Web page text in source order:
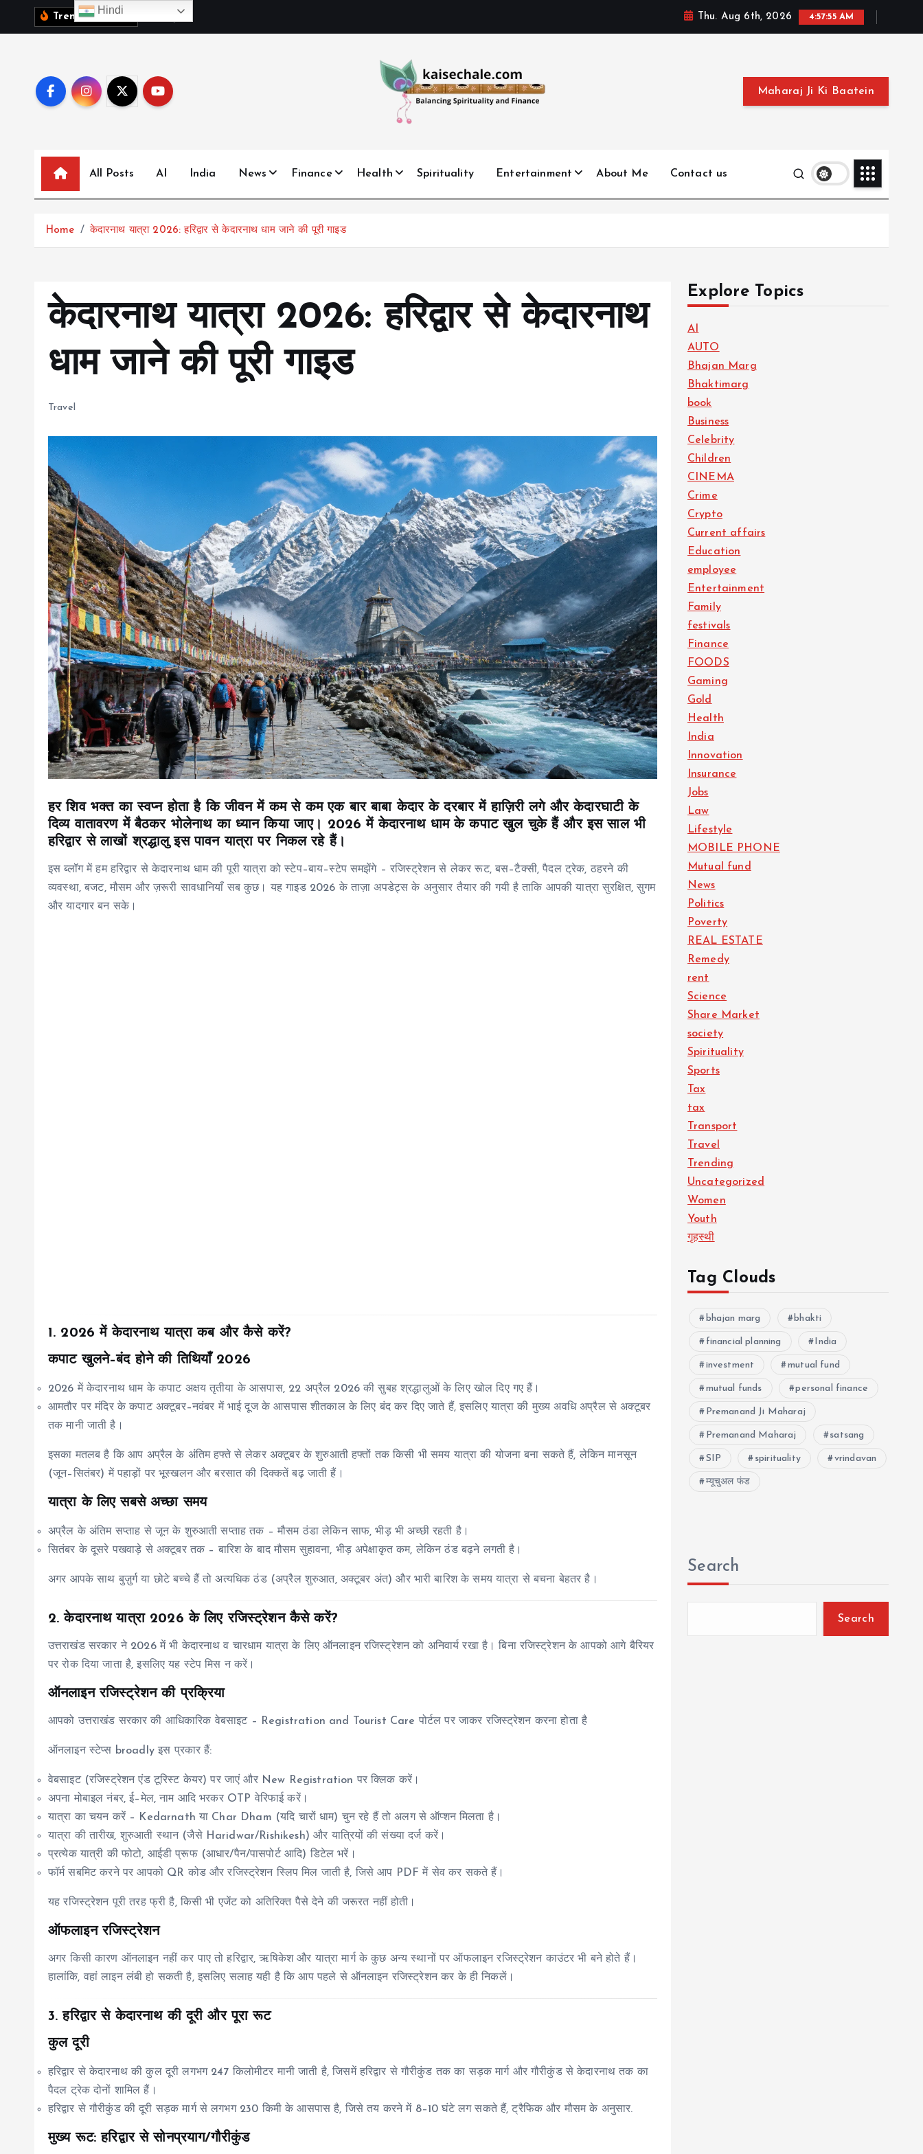
Trending News: ब Thu. Aug 6th, 2026 4:57:56 AM
Maharaj Ji Ki Baatein
All Posts AI India News Finance Health Spirituality Entertainment About Me Contact us
Home केदारनाथ यात्रा 2026: हरिद्वार से केदारनाथ धाम जाने की पूरी गाइड
केदारनाथ यात्रा 2026: हरिद्वार से केदारनाथ
धाम जाने की पूरी गाइड
Travel
हर शिव भक्त का स्वप्न होता है कि जीवन में कम से कम एक बार बाबा केदार के दरबार में हाज़िरी लगे और केदारघाटी के
दिव्य वातावरण में बैठकर भोलेनाथ का ध्यान किया जाए। 2026 में केदारनाथ धाम के कपाट खुल चुके हैं और इस साल भी
हरिद्वार से लाखों श्रद्धालु इस पावन यात्रा पर निकल रहे हैं।
इस ब्लॉग में हम हरिद्वार से केदारनाथ धाम की पूरी यात्रा को स्टेप–बाय–स्टेप समझेंगे – रजिस्ट्रेशन से लेकर रूट, बस–टैक्सी, पैदल ट्रेक, ठहरने की
व्यवस्था, बजट, मौसम और ज़रूरी सावधानियाँ सब कुछ। यह गाइड 2026 के ताज़ा अपडेट्स के अनुसार तैयार की गयी है ताकि आपकी यात्रा सुरक्षित, सुगम
और यादगार बन सके।
1. 2026 में केदारनाथ यात्रा कब और कैसे करें?
कपाट खुलने–बंद होने की तिथियाँ 2026
2026 में केदारनाथ धाम के कपाट अक्षय तृतीया के आसपास, 22 अप्रैल 2026 की सुबह श्रद्धालुओं के लिए खोल दिए गए हैं।
आमतौर पर मंदिर के कपाट अक्टूबर–नवंबर में भाई दूज के आसपास शीतकाल के लिए बंद कर दिए जाते हैं, इसलिए यात्रा की मुख्य अवधि अप्रैल से अक्टूबर
तक मानी जाती है।
इसका मतलब है कि आप अप्रैल के अंतिम हफ्ते से लेकर अक्टूबर के शुरुआती हफ्तों तक किसी भी समय यात्रा की योजना बना सकते हैं, लेकिन मानसून
(जून–सितंबर) में पहाड़ों पर भूस्खलन और बरसात की दिक्कतें बढ़ जाती हैं।
यात्रा के लिए सबसे अच्छा समय
अप्रैल के अंतिम सप्ताह से जून के शुरुआती सप्ताह तक – मौसम ठंडा लेकिन साफ, भीड़ भी अच्छी रहती है।
सितंबर के दूसरे पखवाड़े से अक्टूबर तक – बारिश के बाद मौसम सुहावना, भीड़ अपेक्षाकृत कम, लेकिन ठंड बढ़ने लगती है।
अगर आपके साथ बुज़ुर्ग या छोटे बच्चे हैं तो अत्यधिक ठंड (अप्रैल शुरुआत, अक्टूबर अंत) और भारी बारिश के समय यात्रा से बचना बेहतर है।
2. केदारनाथ यात्रा 2026 के लिए रजिस्ट्रेशन कैसे करें?
उत्तराखंड सरकार ने 2026 में भी केदारनाथ व चारधाम यात्रा के लिए ऑनलाइन रजिस्ट्रेशन को अनिवार्य रखा है। बिना रजिस्ट्रेशन के आपको आगे बैरियर
पर रोक दिया जाता है, इसलिए यह स्टेप मिस न करें।
ऑनलाइन रजिस्ट्रेशन की प्रक्रिया
आपको उत्तराखंड सरकार की आधिकारिक वेबसाइट – Registration and Tourist Care पोर्टल पर जाकर रजिस्ट्रेशन करना होता है
ऑनलाइन स्टेप्स broadly इस प्रकार हैं:
वेबसाइट (रजिस्ट्रेशन एंड टूरिस्ट केयर) पर जाएं और New Registration पर क्लिक करें।
अपना मोबाइल नंबर, ई–मेल, नाम आदि भरकर OTP वेरिफाई करें।
यात्रा का चयन करें – Kedarnath या Char Dham (यदि चारों धाम) चुन रहे हैं तो अलग से ऑप्शन मिलता है।
यात्रा की तारीख, शुरुआती स्थान (जैसे Haridwar/Rishikesh) और यात्रियों की संख्या दर्ज करें।
प्रत्येक यात्री की फोटो, आईडी प्रूफ (आधार/पैन/पासपोर्ट आदि) डिटेल भरें।
फॉर्म सबमिट करने पर आपको QR कोड और रजिस्ट्रेशन स्लिप मिल जाती है, जिसे आप PDF में सेव कर सकते हैं।
यह रजिस्ट्रेशन पूरी तरह फ्री है, किसी भी एजेंट को अतिरिक्त पैसे देने की जरूरत नहीं होती।
ऑफलाइन रजिस्ट्रेशन
अगर किसी कारण ऑनलाइन नहीं कर पाए तो हरिद्वार, ऋषिकेश और यात्रा मार्ग के कुछ अन्य स्थानों पर ऑफलाइन रजिस्ट्रेशन काउंटर भी बने होते हैं।
हालांकि, वहां लाइन लंबी हो सकती है, इसलिए सलाह यही है कि आप पहले से ऑनलाइन रजिस्ट्रेशन कर के ही निकलें।
3. हरिद्वार से केदारनाथ की दूरी और पूरा रूट
कुल दूरी
हरिद्वार से केदारनाथ की कुल दूरी लगभग 247 किलोमीटर मानी जाती है, जिसमें हरिद्वार से गौरीकुंड तक का सड़क मार्ग और गौरीकुंड से केदारनाथ तक का
पैदल ट्रेक दोनों शामिल हैं।
हरिद्वार से गौरीकुंड की दूरी सड़क मार्ग से लगभग 230 किमी के आसपास है, जिसे तय करने में 8–10 घंटे लग सकते हैं, ट्रैफिक और मौसम के अनुसार.
मुख्य रूट: हरिद्वार से सोनप्रयाग/गौरीकुंड
Explore Topics
AI
AUTO
Bhajan Marg
Bhaktimarg
book
Business
Celebrity
Children
CINEMA
Crime
Crypto
Current affairs
Education
employee
Entertainment
Family
festivals
Finance
FOODS
Gaming
Gold
Health
India
Innovation
Insurance
Jobs
Law
Lifestyle
MOBILE PHONE
Mutual fund
News
Politics
Poverty
REAL ESTATE
Remedy
rent
Science
Share Market
society
Spirituality
Sports
Tax
tax
Transport
Travel
Trending
Uncategorized
Women
Youth
गृहस्थी
Tag Clouds
bhajan marg bhakti
financial planning India
investment mutual fund
mutual funds personal finance
Premanand Ji Maharaj
Premanand Maharaj satsang
SIP spirituality vrindavan
म्यूचुअल फंड
Search
Search
Hindi